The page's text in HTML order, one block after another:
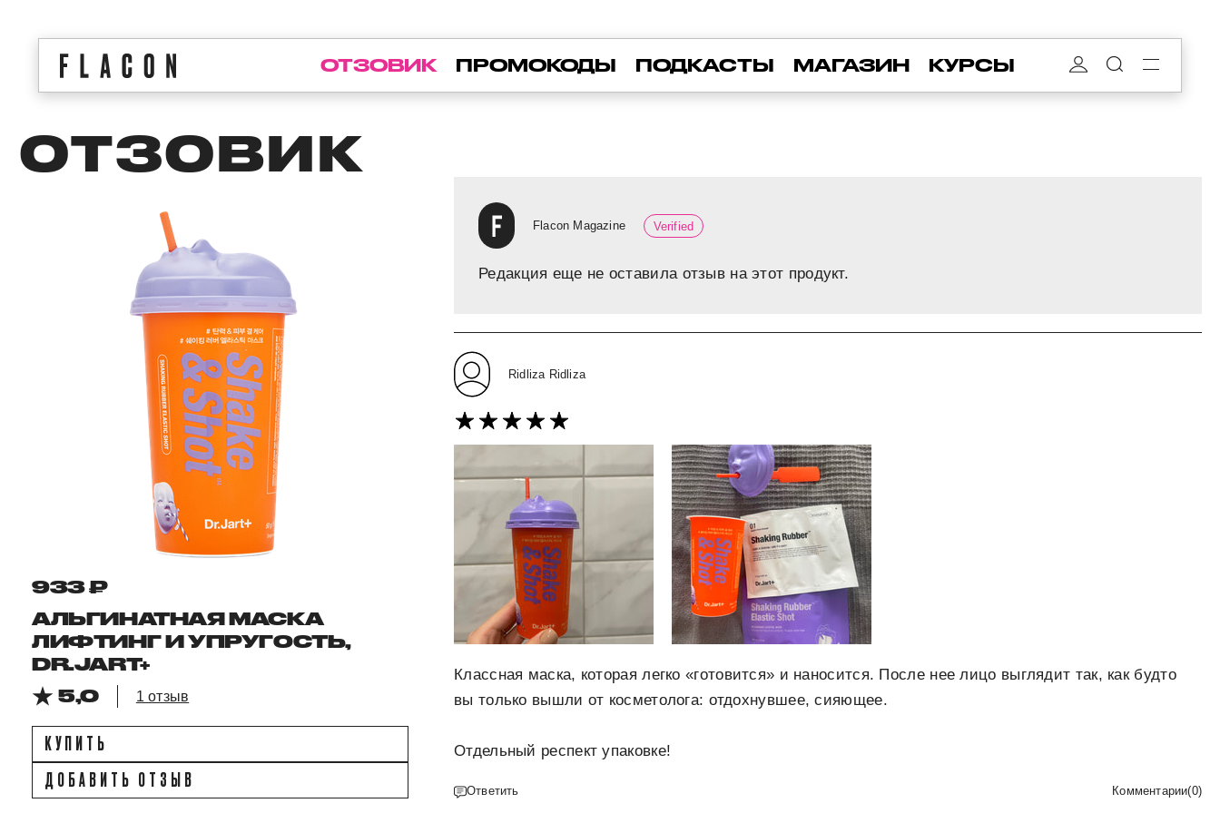
ОТЗОВИК ПРОМОКОДЫ ПОДКАСТЫ МАГАЗИН КУРСЫ
ОТЗОВИК
933 ₽
АЛЬГИНАТНАЯ МАСКА
ЛИФТИНГ И УПРУГОСТЬ,
DR.JART+
5,0
1 отзыв
КУПИТЬ
ДОБАВИТЬ ОТЗЫВ
Flacon Magazine Verified
Редакция еще не оставила отзыв на этот продукт.
Ridliza Ridliza
Классная маска, которая легко «готовится» и наносится. После нее лицо выглядит так, как будто
вы только вышли от косметолога: отдохнувшее, сияющее.
Отдельный респект упаковке!
Ответить Комментарии(0)